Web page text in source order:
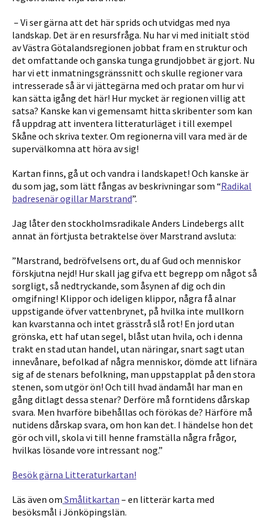
– Vi ser gärna att det här sprids och utvidgas med nya
landskap. Det är en resursfråga. Nu har vi med initialt stöd
av Västra Götalandsregionen jobbat fram en struktur och
det omfattande och ganska tunga grundjobbet är gjort. Nu
har vi ett inmatningsgränssnitt och skulle regioner vara
intresserade så är vi jättegärna med och pratar om hur vi
kan sätta igång det här! Hur mycket är regionen villig att
satsa? Kanske kan vi gemensamt hitta skribenter som kan
få uppdrag att inventera litteraturläget i till exempel
Skåne och skriva texter. Om regionerna vill vara med är de
supervälkomna att höra av sig!
Kartan finns, gå ut och vandra i landskapet! Och kanske är
du som jag, som lätt fångas av beskrivningar som “Radikal
badresenär ogillar Marstrand”.
Jag låter den stockholmsradikale Anders Lindebergs allt
annat än förtjusta betraktelse över Marstrand avsluta:
”Marstrand, bedröfvelsens ort, du af Gud och menniskor
förskjutna nejd! Hur skall jag gifva ett begrepp om något så
sorgligt, så nedtryckande, som åsynen af dig och din
omgifning! Klippor och ideligen klippor, några få alnar
uppstigande öfver vattenbrynet, på hvilka inte mullkorn
kan kvarstanna och intet grässtrå slå rot! En jord utan
grönska, ett haf utan segel, blåst utan hvila, och i denna
trakt en stad utan handel, utan näringar, snart sagt utan
innevånare, befolkad af några menniskor, dömde att lifnära
sig af de stenars befolkning, man uppstapplat på den stora
stenen, som utgör ön! Och till hvad ändamål har man en
gång ditlagt dessa stenar? Derföre må forntidens dårskap
svara. Men hvarföre bibehållas och förökas de? Härföre må
nutidens dårskap svara, om hon kan det. I händelse hon det
gör och vill, skola vi till henne framställa några frågor,
hvilkas lösande vore intressant nog.”
Besök gärna Litteraturkartan!
Läs även om Smålitkartan – en litterär karta med
besöksmål i Jönköpingslän.